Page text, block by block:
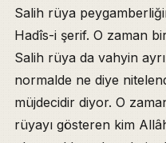
Salih rüya
Hadîs-i şerif. O zaman
Salih rüya da vahyin
normalde ne diye
müjdecidir diyor. O
rüyayı gösteren kim